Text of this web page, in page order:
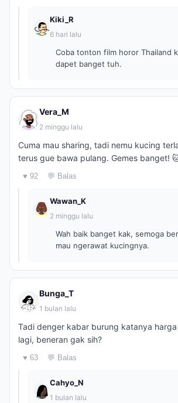
Kiki_R
6 hari lalu
Coba tonton film horor Thailand
dapet banget tuh.
Vera_M
2 minggu lalu
Cuma mau sharing, tadi nemu kucing
terus gue bawa pulang. Gemes banget!
♥ 92 💬 Balas
Wawan_K
2 minggu lalu
Wah baik banget kak, semoga
mau ngerawat kucingnya.
Bunga_T
1 bulan lalu
Tadi denger kabar burung katanya harga
lagi, beneran gak sih?
♥ 63 💬 Balas
Cahyo_N
1 bulan lalu